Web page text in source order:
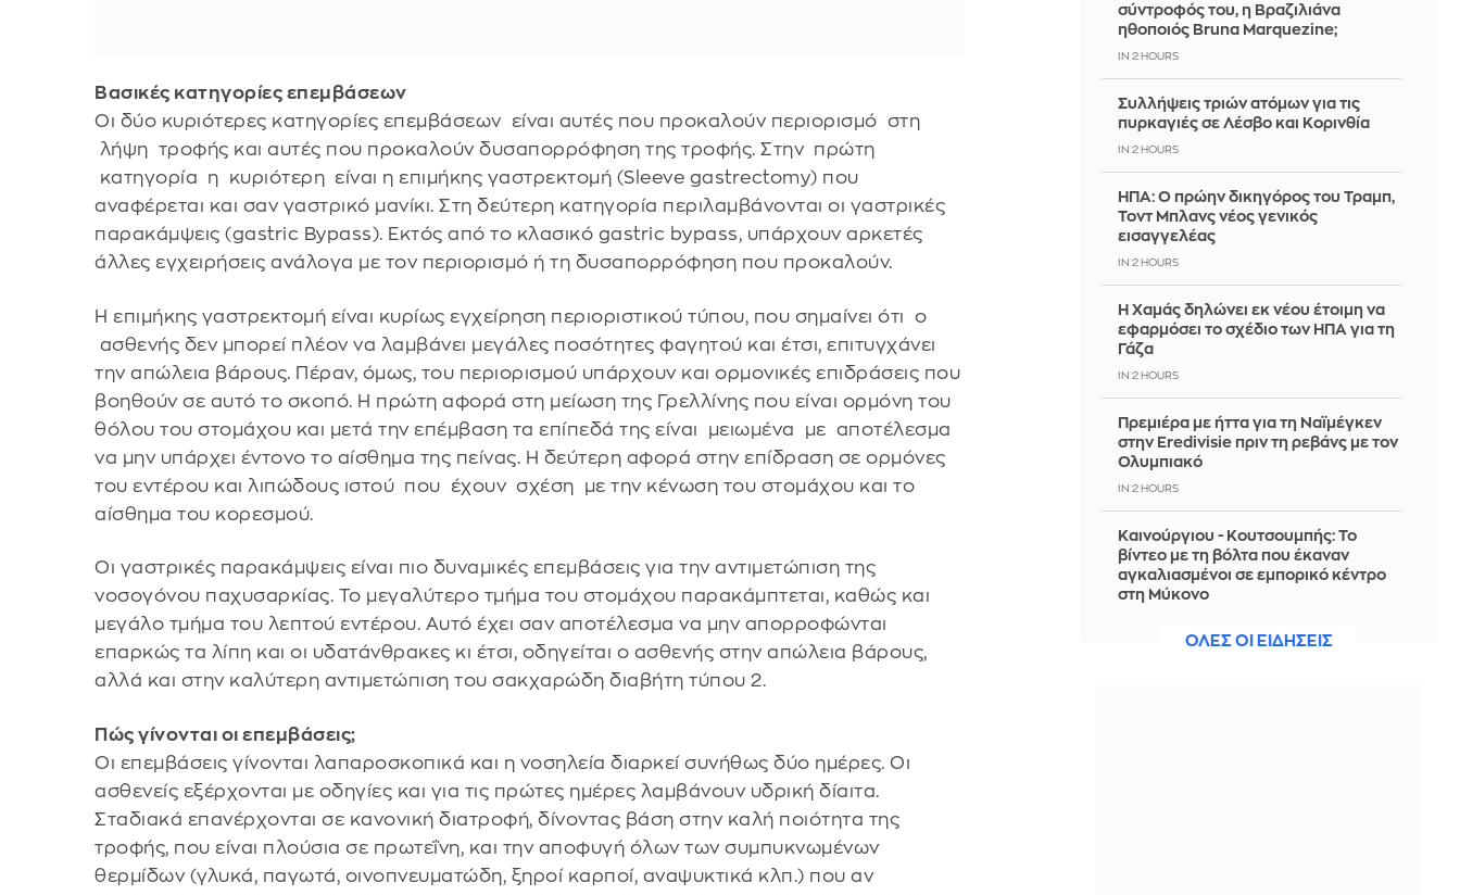
Βασικές κατηγορίες επεμβάσεων
Οι δύο κυριότερες κατηγορίες επεμβάσεων είναι αυτές που προκαλούν περιορισμό στη
λήψη τροφής και αυτές που προκαλούν δυσαπορρόφηση της τροφής. Στην πρώτη
κατηγορία η κυριότερη είναι η επιμήκης γαστρεκτομή (Sleeve gastrectomy) που
αναφέρεται και σαν γαστρικό μανίκι. Στη δεύτερη κατηγορία περιλαμβάνονται οι γαστρικές
παρακάμψεις (gastric Bypass). Εκτός από το κλασικό gastric bypass, υπάρχουν αρκετές
άλλες εγχειρήσεις ανάλογα με τον περιορισμό ή τη δυσαπορρόφηση που προκαλούν.
Η επιμήκης γαστρεκτομή είναι κυρίως εγχείρηση περιοριστικού τύπου, που σημαίνει ότι ο
ασθενής δεν μπορεί πλέον να λαμβάνει μεγάλες ποσότητες φαγητού και έτσι, επιτυγχάνει
την απώλεια βάρους. Πέραν, όμως, του περιορισμού υπάρχουν και ορμονικές επιδράσεις που
βοηθούν σε αυτό το σκοπό. Η πρώτη αφορά στη μείωση της Γρελλίνης που είναι ορμόνη του
θόλου του στομάχου και μετά την επέμβαση τα επίπεδά της είναι μειωμένα με αποτέλεσμα
να μην υπάρχει έντονο το αίσθημα της πείνας. Η δεύτερη αφορά στην επίδραση σε ορμόνες
του εντέρου και λιπώδους ιστού που έχουν σχέση με την κένωση του στομάχου και το
αίσθημα του κορεσμού.
Οι γαστρικές παρακάμψεις είναι πιο δυναμικές επεμβάσεις για την αντιμετώπιση της
νοσογόνου παχυσαρκίας. Το μεγαλύτερο τμήμα του στομάχου παρακάμπτεται, καθώς και
μεγάλο τμήμα του λεπτού εντέρου. Αυτό έχει σαν αποτέλεσμα να μην απορροφώνται
επαρκώς τα λίπη και οι υδατάνθρακες κι έτσι, οδηγείται ο ασθενής στην απώλεια βάρους,
αλλά και στην καλύτερη αντιμετώπιση του σακχαρώδη διαβήτη τύπου 2.
Πώς γίνονται οι επεμβάσεις;
Οι επεμβάσεις γίνονται λαπαροσκοπικά και η νοσηλεία διαρκεί συνήθως δύο ημέρες. Οι
ασθενείς εξέρχονται με οδηγίες και για τις πρώτες ημέρες λαμβάνουν υδρική δίαιτα.
Σταδιακά επανέρχονται σε κανονική διατροφή, δίνοντας βάση στην καλή ποιότητα της
τροφής, που είναι πλούσια σε πρωτεΐνη, και την αποφυγή όλων των συμπυκνωμένων
θερμίδων (γλυκά, παγωτά, οινοπνευματώδη, ξηροί καρποί, αναψυκτικά κλπ.) που αν
σύντροφός του, η Βραζιλιάνα
ηθοποιός Bruna Marquezine;
IN 2 HOURS
Συλλήψεις τριών ατόμων για τις
πυρκαγιές σε Λέσβο και Κορινθία
IN 2 HOURS
ΗΠΑ: Ο πρώην δικηγόρος του Τραμπ,
Τοντ Μπλανς νέος γενικός
εισαγγελέας
IN 2 HOURS
Η Χαμάς δηλώνει εκ νέου έτοιμη να
εφαρμόσει το σχέδιο των ΗΠΑ για τη
Γάζα
IN 2 HOURS
Πρεμιέρα με ήττα για τη Ναϊμέγκεν
στην Eredivisie πριν τη ρεβάνς με τον
Ολυμπιακό
IN 2 HOURS
Καινούργιου - Κουτσουμπής: Το
βίντεο με τη βόλτα που έκαναν
αγκαλιασμένοι σε εμπορικό κέντρο
στη Μύκονο
ΟΛΕΣ ΟΙ ΕΙΔΗΣΕΙΣ